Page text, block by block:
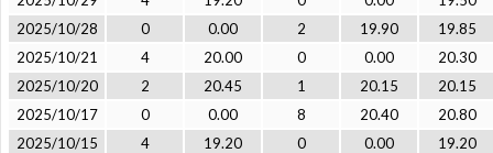
2025/10/28
0 0.00 2 19.90
19.85
2025/10/21
4 20.00 0 0.00
20.30
2025/10/20
2 20.45 1 20.15
20.15
2025/10/17
0 0.00 8 20.40
20.80
2025/10/15
4 19.20 0 0.00
19.20